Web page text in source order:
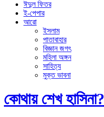
ঈদুল ফিতর
ই-পেপার
আরো
ইসলাম
পাতাবাহার
বিজ্ঞান জগৎ
মহিলা অঙ্গন
সাহিত্য
মুক্ত ভাবনা
কোথায় শেখ হাসিনা?